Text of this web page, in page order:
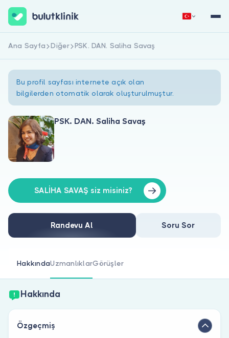
Hakkımızda
Doktorlar için
Doktor musunuz?
Hemen Kaydol Giriş Yap
Ana Sayfa Diğer PSK. DAN. Saliha Savaş
Bu profil sayfası internete açık olan
bilgilerden otomatik olarak oluşturulmuştur.
PSK. DAN. Saliha Savaş
SALİHA SAVAŞ siz misiniz?
Randevu Al Soru Sor
HakkındaUzmanlıklarGörüşler
Hakkında
Özgeçmiş